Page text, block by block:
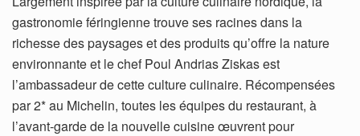
gastronomie féringienne trouve ses racines dans la
richesse des paysages et des produits qu’offre la nature
environnante et le chef Poul Andrias Ziskas est
l’ambassadeur de cette culture culinaire. Récompensées
par 2* au Michelin, toutes les équipes du restaurant, à
l’avant-garde de la nouvelle cuisine œuvrent pour